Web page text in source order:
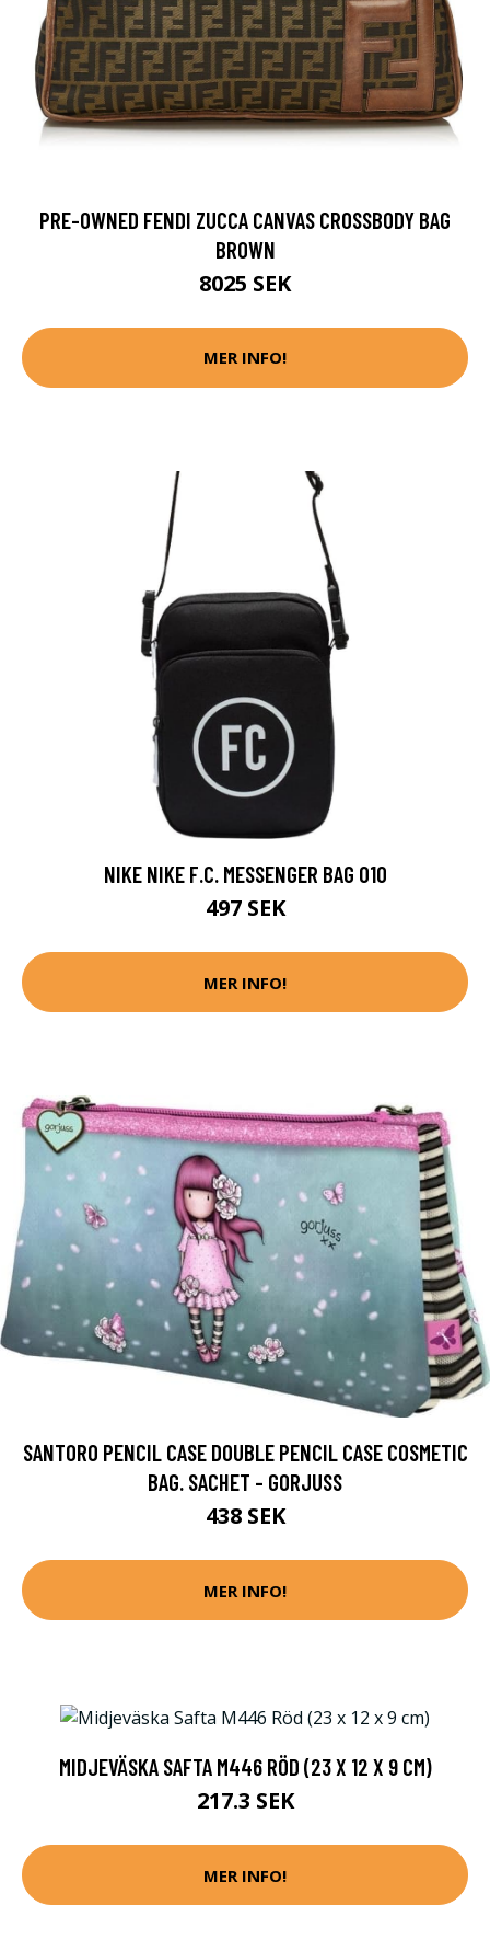
PRE-OWNED FENDI ZUCCA CANVAS CROSSBODY BAG
BROWN
8025 SEK
MER INFO!
NIKE NIKE F.C. MESSENGER BAG 010
497 SEK
MER INFO!
SANTORO PENCIL CASE DOUBLE PENCIL CASE COSMETIC
BAG. SACHET - GORJUSS
438 SEK
MER INFO!
MIDJEVÄSKA SAFTA M446 RÖD (23 X 12 X 9 CM)
217.3 SEK
MER INFO!